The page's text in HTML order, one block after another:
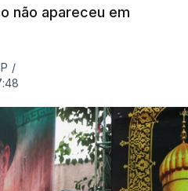
não apareceu em
/